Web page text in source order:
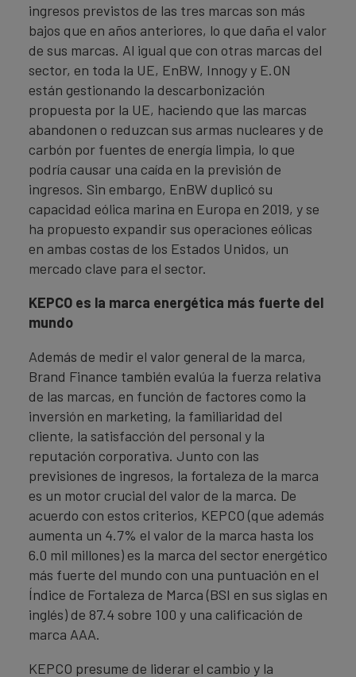
ingresos previstos de las tres marcas son más
bajos que en años anteriores, lo que daña el valor
de sus marcas. Al igual que con otras marcas del
sector, en toda la UE, EnBW, Innogy y E.ON
están gestionando la descarbonización
propuesta por la UE, haciendo que las marcas
abandonen o reduzcan sus armas nucleares y de
carbón por fuentes de energía limpia, lo que
podría causar una caída en la previsión de
ingresos. Sin embargo, EnBW duplicó su
capacidad eólica marina en Europa en 2019, y se
ha propuesto expandir sus operaciones eólicas
en ambas costas de los Estados Unidos, un
mercado clave para el sector.
KEPCO es la marca energética más fuerte del
mundo
Además de medir el valor general de la marca,
Brand Finance también evalúa la fuerza relativa
de las marcas, en función de factores como la
inversión en marketing, la familiaridad del
cliente, la satisfacción del personal y la
reputación corporativa. Junto con las
previsiones de ingresos, la fortaleza de la marca
es un motor crucial del valor de la marca. De
acuerdo con estos criterios, KEPCO (que además
aumenta un 4.7% el valor de la marca hasta los
6.0 mil millones) es la marca del sector energético
más fuerte del mundo con una puntuación en el
Índice de Fortaleza de Marca (BSI en sus siglas en
inglés) de 87.4 sobre 100 y una calificación de
marca AAA.
KEPCO presume de liderar el cambio y la